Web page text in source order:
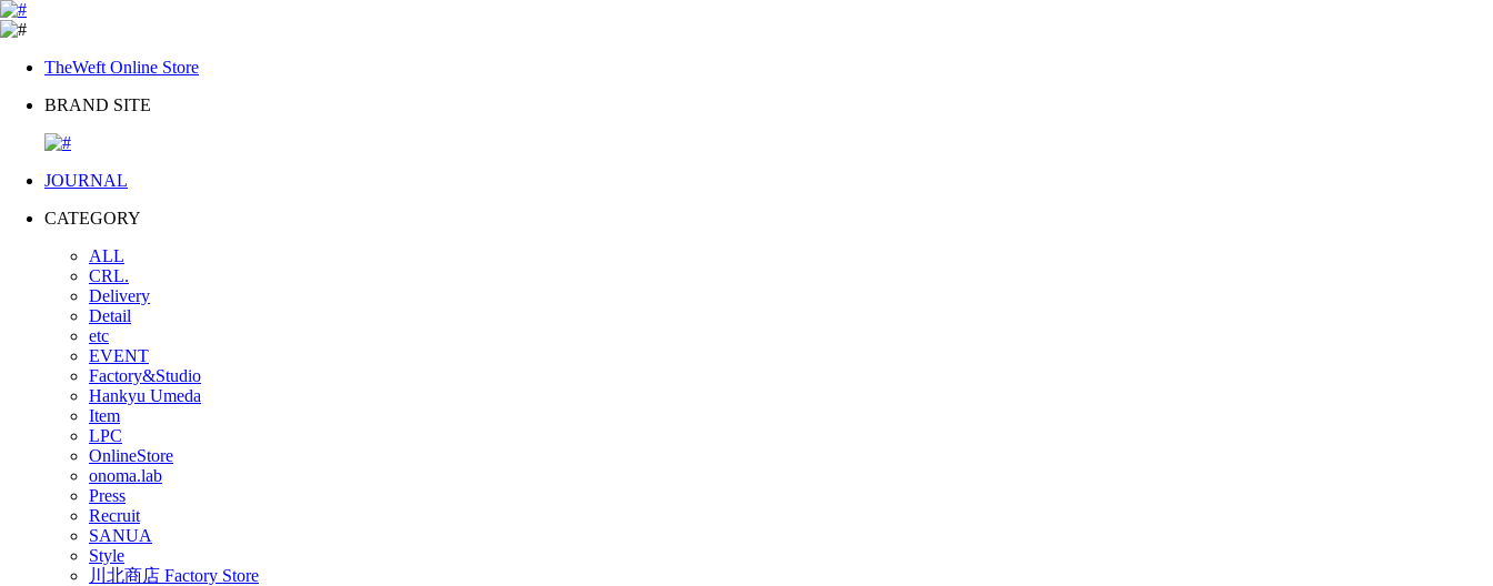
TheWeft Online Store
BRAND SITE
JOURNAL
CATEGORY
ALL
CRL.
Delivery
Detail
etc
EVENT
Factory&Studio
Hankyu Umeda
Item
LPC
OnlineStore
onoma.lab
Press
Recruit
SANUA
Style
川北商店 Factory Store